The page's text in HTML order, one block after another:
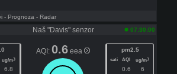
- Prognoza - Radar
Naš "Davis" senzor 07:30:00
ug/m3
6.8
AQI: 0.6 eea pm2.5
sati AQI ug/m3
0.6
6